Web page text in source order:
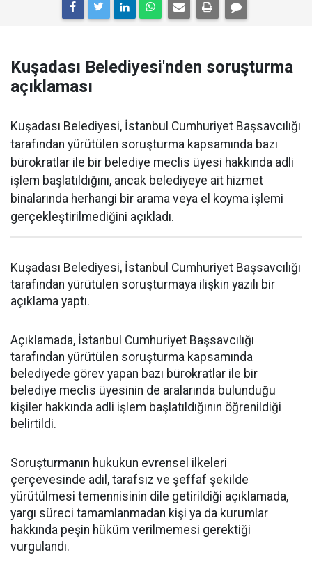
Kuşadası Belediyesi'nden soruşturma
açıklaması
Kuşadası Belediyesi, İstanbul Cumhuriyet Başsavcılığı
tarafından yürütülen soruşturma kapsamında bazı
bürokratlar ile bir belediye meclis üyesi hakkında adli
işlem başlatıldığını, ancak belediyeye ait hizmet
binalarında herhangi bir arama veya el koyma işlemi
gerçekleştirilmediğini açıkladı.
Kuşadası Belediyesi, İstanbul Cumhuriyet Başsavcılığı
tarafından yürütülen soruşturmaya ilişkin yazılı bir
açıklama yaptı.
Açıklamada, İstanbul Cumhuriyet Başsavcılığı
tarafından yürütülen soruşturma kapsamında
belediyede görev yapan bazı bürokratlar ile bir
belediye meclis üyesinin de aralarında bulunduğu
kişiler hakkında adli işlem başlatıldığının öğrenildiği
belirtildi.
Soruşturmanın hukukun evrensel ilkeleri
çerçevesinde adil, tarafsız ve şeffaf şekilde
yürütülmesi temennisinin dile getirildiği açıklamada,
yargı süreci tamamlanmadan kişi ya da kurumlar
hakkında peşin hüküm verilmemesi gerektiği
vurgulandı.